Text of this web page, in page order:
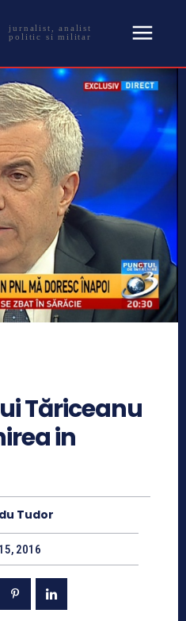
jurnalist, analist
politic si militar
Tăriceanu
in
Tudor
2016